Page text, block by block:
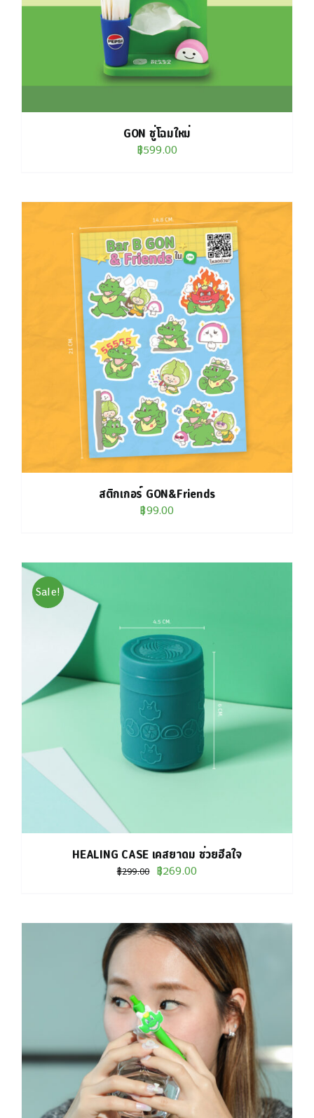
GON ชู่โฉมใหม่
฿599.00
สติกเกอร์ GON&Friends
฿99.00
Sale!
HEALING CASE เคสยาดม ช่วยฮีลใจ
฿299.00 Original
฿299.00.
฿269.00Current
฿269.00.